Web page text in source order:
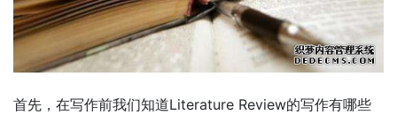
首先，在写作前我们知道Literature Review的写作有哪些